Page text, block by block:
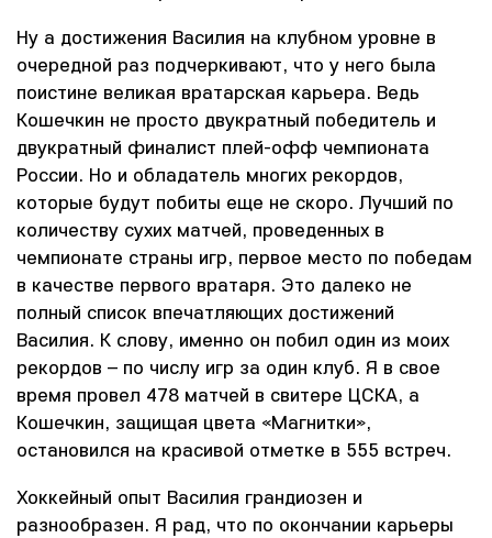
Ну а достижения Василия на клубном уровне в
очередной раз подчеркивают, что у него была
поистине великая вратарская карьера. Ведь
Кошечкин не просто двукратный победитель и
двукратный финалист плей-офф чемпионата
России. Но и обладатель многих рекордов,
которые будут побиты еще не скоро. Лучший по
количеству сухих матчей, проведенных в
чемпионате страны игр, первое место по победам
в качестве первого вратаря. Это далеко не
полный список впечатляющих достижений
Василия. К слову, именно он побил один из моих
рекордов – по числу игр за один клуб. Я в свое
время провел 478 матчей в свитере ЦСКА, а
Кошечкин, защищая цвета «Магнитки»,
остановился на красивой отметке в 555 встреч.
Хоккейный опыт Василия грандиозен и
разнообразен. Я рад, что по окончании карьеры